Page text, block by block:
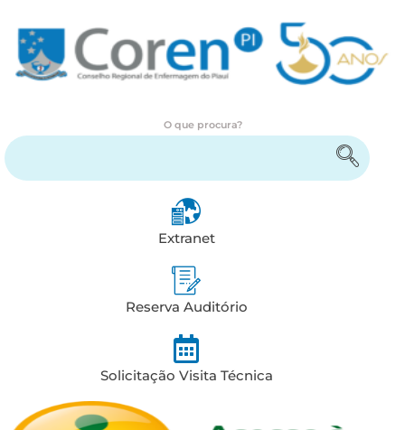
O que procura?
Extranet
Reserva Auditório
Solicitação Visita Técnica